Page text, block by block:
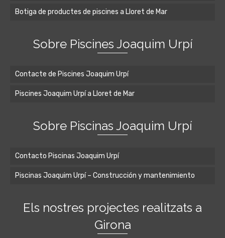
Botiga de productes de piscines a Lloret de Mar
Sobre Piscines Joaquim Urpí
Contacte de Piscines Joaquim Urpí
Piscines Joaquim Urpí a Lloret de Mar
Sobre Piscinas Joaquim Urpí
Contacto Piscinas Joaquim Urpí
Piscinas Joaquim Urpí – Construcción y mantenimiento
Els nostres projectes realitzats a
Girona